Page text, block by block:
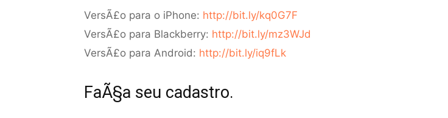
VersÃ£o para o iPhone: http://bit.ly/kq0G7F
VersÃ£o para Blackberry: http://bit.ly/mz3WJd
VersÃ£o para Android: http://bit.ly/iq9fLk
FaÃ§a seu cadastro.